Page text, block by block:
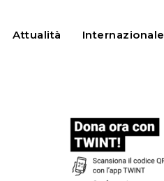
Attualità Internazionale